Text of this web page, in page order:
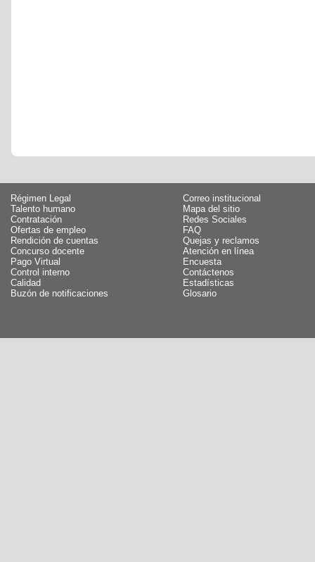
Régimen Legal
Talento humano
Contratación
Ofertas de empleo
Rendición de cuentas
Concurso docente
Pago Virtual
Control interno
Calidad
Buzón de notificaciones
Correo institucional
Mapa del sitio
Redes Sociales
FAQ
Quejas y reclamos
Atención en línea
Encuesta
Contáctenos
Estadísticas
Glosario